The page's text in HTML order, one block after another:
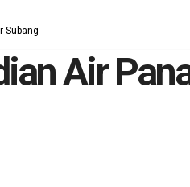
Subang
Air